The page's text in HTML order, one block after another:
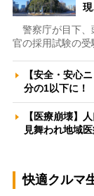
警察庁が目下、
官の採用試験の
【安全・安心
分の1以下に
【医療崩壊】
見舞われ地域
快適クルマ